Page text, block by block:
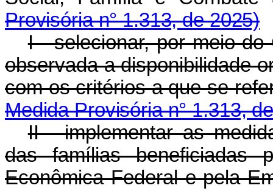
Provisória n° 1.313, de 2025)
I - selecionar, por meio
observada a disponibilidade
com os critérios a que se
Medida Provisória n° 1.313,
II - implementar as
das famílias beneficiadas
Econômica Federal e pela